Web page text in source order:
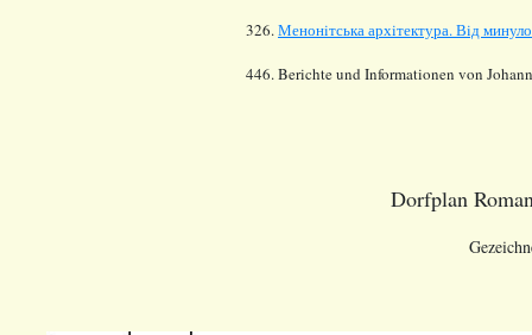
326.Менонiтська архiтектура. Вiд
446. Berichte und Informationen von
Dorfplan